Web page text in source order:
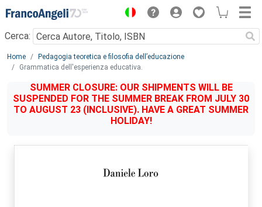
Menu
Cerca:
Main content
Home
Pedagogia teoretica e filosofia dell’educazione
Grammatica dell'esperienza educativa.
SUMMER CLOSURE: OUR SHIPMENTS WILL BE
SUSPENDED FOR THE SUMMER BREAK FROM JULY 30
TO AUGUST 23 (INCLUSIVE). HAVE A GREAT SUMMER
HOLIDAY!